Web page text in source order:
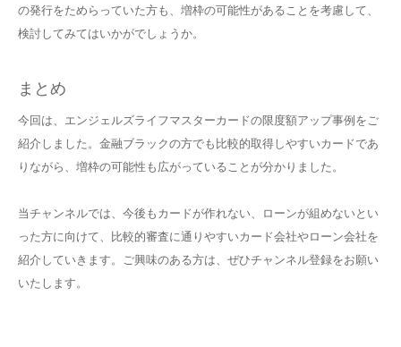
の発行をためらっていた方も、増枠の可能性があることを考慮して、
検討してみてはいかがでしょうか。
まとめ
今回は、エンジェルズライフマスターカードの限度額アップ事例をご
紹介しました。金融ブラックの方でも比較的取得しやすいカードであ
りながら、増枠の可能性も広がっていることが分かりました。
当チャンネルでは、今後もカードが作れない、ローンが組めないとい
った方に向けて、比較的審査に通りやすいカード会社やローン会社を
紹介していきます。ご興味のある方は、ぜひチャンネル登録をお願い
いたします。